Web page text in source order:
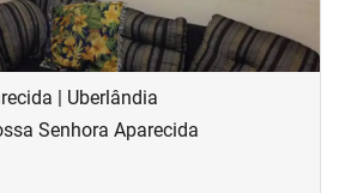
| Uberlândia
Senhora Aparecida